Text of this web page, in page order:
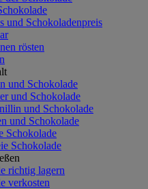
und Schokoladenpreis
rösten
und Schokolade
und Schokolade
und Schokolade
und Schokolade
Schokolade
Schokolade
richtig lagern
verkosten